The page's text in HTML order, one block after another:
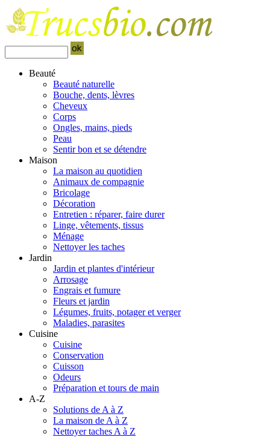
Beauté
Beauté naturelle
Bouche, dents, lèvres
Cheveux
Corps
Ongles, mains, pieds
Peau
Sentir bon et se détendre
Maison
La maison au quotidien
Animaux de compagnie
Bricolage
Décoration
Entretien : réparer, faire durer
Linge, vêtements, tissus
Ménage
Nettoyer les taches
Jardin
Jardin et plantes d'intérieur
Arrosage
Engrais et fumure
Fleurs et jardin
Légumes, fruits, potager et verger
Maladies, parasites
Cuisine
Cuisine
Conservation
Cuisson
Odeurs
Préparation et tours de main
A-Z
Solutions de A à Z
La maison de A à Z
Nettoyer taches A à Z